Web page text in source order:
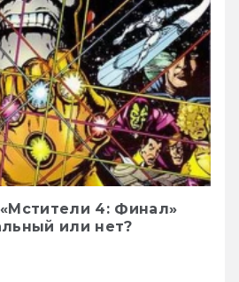
4: Финал»
или нет?